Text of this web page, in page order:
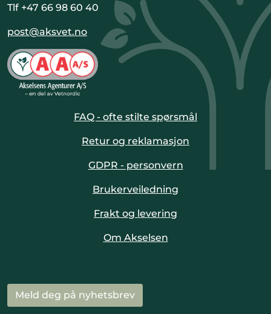
Tlf +47 66 98 60 40
post@aksvet.no
FAQ - ofte stilte spørsmål
Retur og reklamasjon
GDPR - personvern
Brukerveiledning
Frakt og levering
Om Akselsen
Meld deg på nyhetsbrev